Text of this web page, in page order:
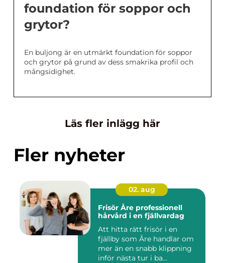
foundation för soppor och
grytor?
En buljong är en utmärkt foundation för soppor
och grytor på grund av dess smakrika profil och
mångsidighet.
Läs fler inlägg här
Fler nyheter
02. aug
Frisör Åre professionell
hårvård i en fjällvardag
Att hitta rätt frisör i en
fjällby som Åre handlar om
mer än en snabb klippning
inför nästa tur i ba...